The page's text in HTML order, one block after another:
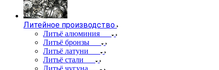
Литейное производство
Литьё алюминия
Литьё бронзы
Литьё латуни
Литьё стали
Литьё чугуна